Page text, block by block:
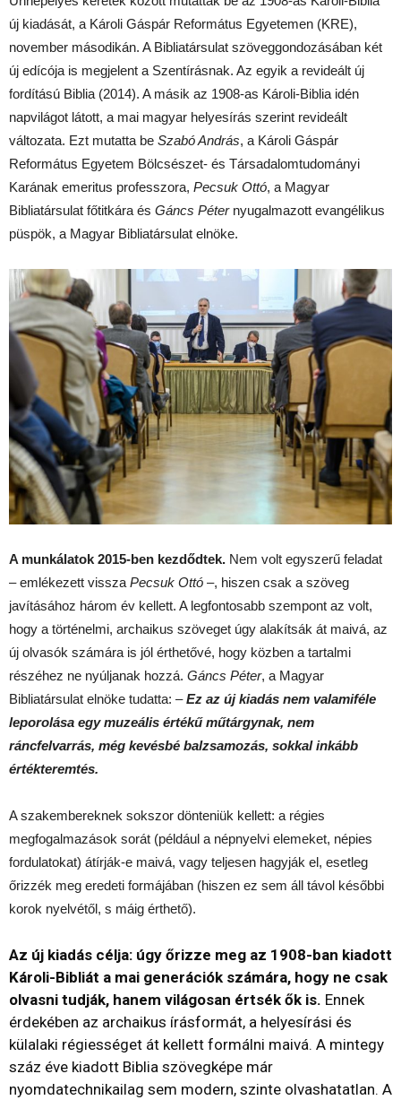
új kiadását, a Károli Gáspár Református Egyetemen (KRE),
november másodikán. A Bibliatársulat szöveggondozásában két
új edícója is megjelent a Szentírásnak. Az egyik a revideált új
fordítású Biblia (2014). A másik az 1908-as Károli-Biblia idén
napvilágot látott, a mai magyar helyesírás szerint revideált
változata. Ezt mutatta be Szabó András, a Károli Gáspár
Református Egyetem Bölcsészet- és Társadalomtudományi
Karának emeritus professzora, Pecsuk Ottó, a Magyar
Bibliatársulat főtitkára és Gáncs Péternyugalmazott evangélikus
püspök, a Magyar Bibliatársulat elnöke.
A munkálatok 2015-ben kezdődtek. Nem volt egyszerű feladat
– emlékezett vissza Pecsuk Ottó –, hiszen csak a szöveg
javításához három év kellett. A legfontosabb szempont az volt,
hogy a történelmi, archaikus szöveget úgy alakítsák át maivá, az
új olvasók számára is jól érthetővé, hogy közben a tartalmi
részéhez ne nyúljanak hozzá. Gáncs Péter, a Magyar
Bibliatársulat elnöke tudatta: –Ez az új kiadás nem valamiféle
leporolása egy muzeális értékű műtárgynak, nem
ráncfelvarrás, még kevésbé balzsamozás, sokkal inkább
értékteremtés.
A szakembereknek sokszor dönteniük kellett: a régies
megfogalmazások sorát (például a népnyelvi elemeket, népies
fordulatokat) átírják-e maivá, vagy teljesen hagyják el, esetleg
őrizzék meg eredeti formájában (hiszen ez sem áll távol későbbi
korok nyelvétől, s máig érthető).
Az új kiadás célja: úgy őrizze meg az 1908-ban kiadott
Károli-Bibliát a mai generációk számára, hogy ne csak
olvasni tudják, hanem világosan értsék ők is. Ennek
érdekében az archaikus írásformát, a helyesírási és
külalaki régiességet át kellett formálni maivá. A mintegy
száz éve kiadott Biblia szövegképe már
nyomdatechnikailag sem modern, szinte olvashatatlan. A